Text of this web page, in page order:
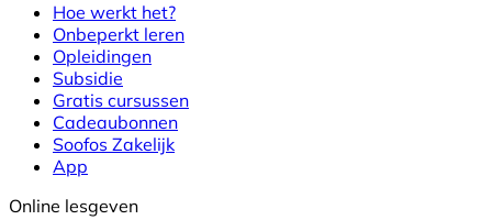
Hoe werkt het?
Onbeperkt leren
Opleidingen
Subsidie
Gratis cursussen
Cadeaubonnen
Soofos Zakelijk
App
Online lesgeven